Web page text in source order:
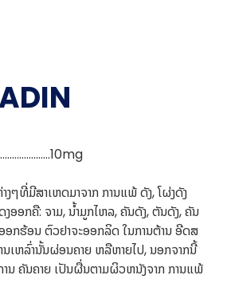
ງໆທີ່ມີສາເຫດມາຈາກ ການແພ້ ດັງ, ໂຜ່ງດັງ
ອອກຄື: ຈາມ, ນໍ້າມູກໄຫລ, ຄັນດັງ, ຕັນດັງ, ຄັນ
ອກຮ້ອນ ຕົວຢາຈະອອກລິດ ໃນການຕ້ານ ອີດສ
ນເຫລົ່ານັ້ນຜ່ອນຄາຍ ຫລືຫາຍໄປ, ນອກຈາກນີ້
ານ ຄັນຄາຍ ເປັນຜື່ນຕາມຜິວຫນັງຈາກ ການແພ້